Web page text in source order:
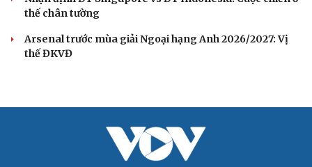
thế chân tường
Arsenal trước mùa giải Ngoại hạng Anh 2026/2027: Vị
thế ĐKVĐ